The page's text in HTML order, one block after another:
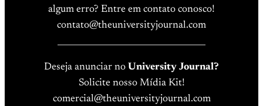
algum erro? Entre em contato conosco!
contato@theuniversityjournal.com
Deseja anunciar no University Journal?
Solicite nosso Mídia Kit!
comercial@theuniversityjournal.com